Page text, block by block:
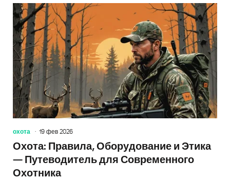
охота 19 фев 2026
Охота: Правила, Оборудование и Этика
— Путеводитель для Современного
Охотника